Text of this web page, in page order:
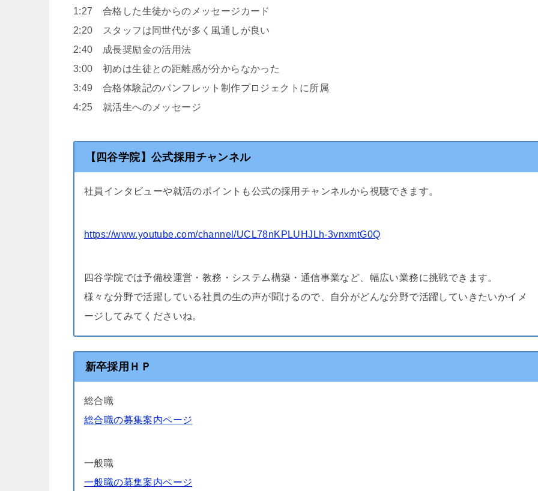
1:27 合格した生徒からのメッセージカード
2:20 スタッフは同世代が多く風通しが良い
2:40 成長奨励金の活用法
3:00 初めは生徒との距離感が分からなかった
3:49 合格体験記のパンフレット制作プロジェクトに所属
4:25 就活生へのメッセージ
【四谷学院】公式採用チャンネル
社員インタビューや就活のポイントも公式の採用チャンネルから視聴できます。
https://www.youtube.com/channel/UCL78nKPLUHJLh-3vnxmtG0Q
四谷学院では予備校運営・教務・システム構築・通信事業など、幅広い業務に挑戦できます。
様々な分野で活躍している社員の生の声が聞けるので、自分がどんな分野で活躍していきたいかイメ
ージしてみてくださいね。
新卒採用ＨＰ
総合職
総合職の募集案内ページ
一般職
一般職の募集案内ページ